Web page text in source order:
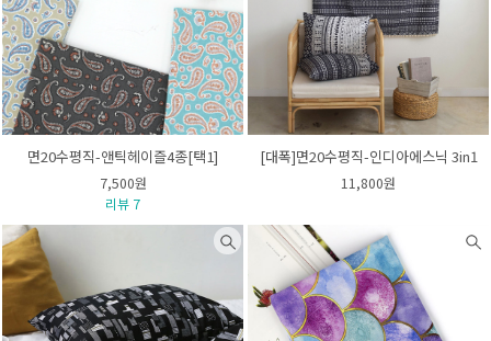
면20수평직-앤틱헤이즐4종[택1]
7,500원
리뷰 7
[대폭]면20수평직-인디아에스닉 3in1
11,800원